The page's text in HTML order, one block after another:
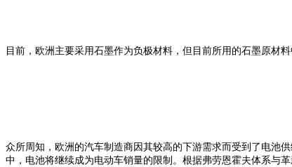
目前，欧洲主要采用石墨作为负极材料，但目前所用的石墨原材
众所周知，欧洲的汽车制造商因其较高的下游需求而受到了电池
中，电池将继续成为电动车销量的限制。 根据弗劳恩霍夫体系与